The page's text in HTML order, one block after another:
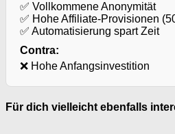
✅ Vollkommene Anonymität
✅ Hohe Affiliate-Provisionen
✅ Automatisierung spart Zeit
Contra:
❌ Hohe Anfangsinvestition
Für dich vielleicht ebenfalls